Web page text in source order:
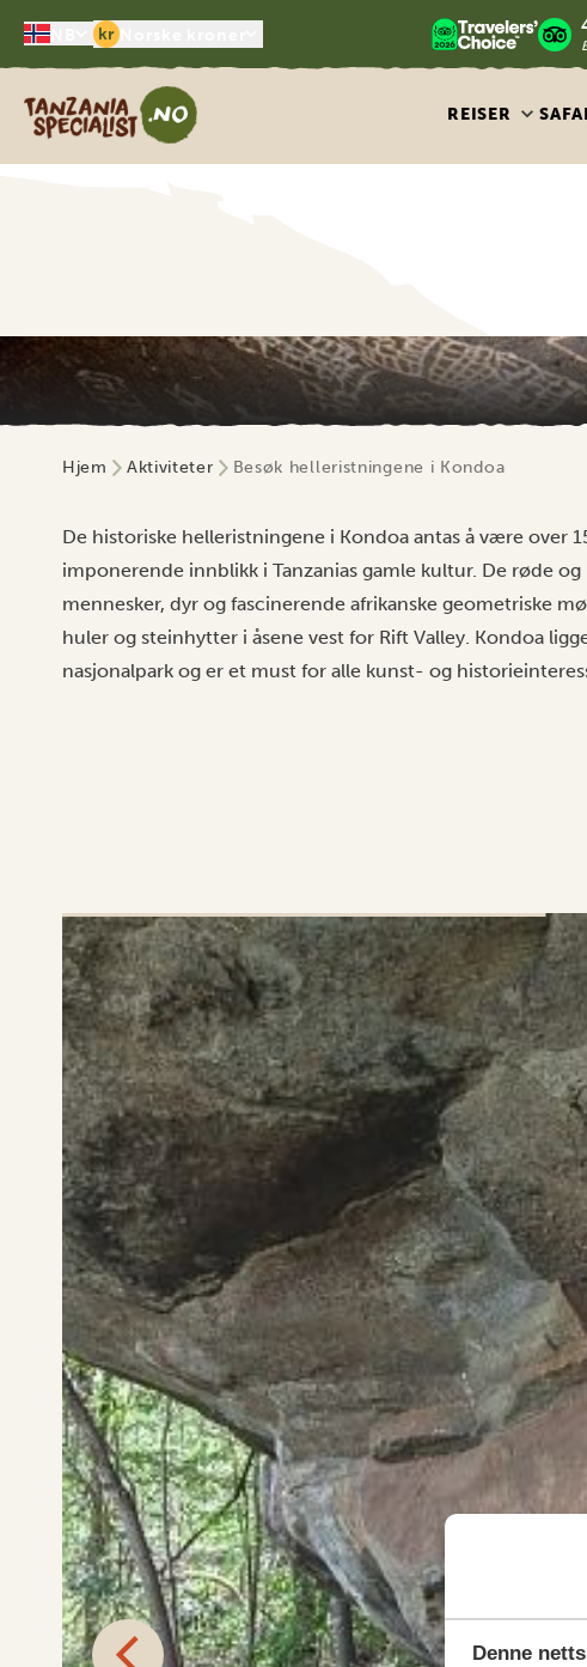
Denne
kr
Tanzania Specialist
REISER
Hjem Aktiviteter Besøk helleristningene i Kondoa
De historiske helleristningene i Kondoa antas å være over
imponerende innblikk i Tanzanias gamle kultur. De røde
mennesker, dyr og fascinerende afrikanske geometriske
huler og steinhytter i åsene vest for Rift Valley. Kondoa
nasjonalpark og er et must for alle kunst- og